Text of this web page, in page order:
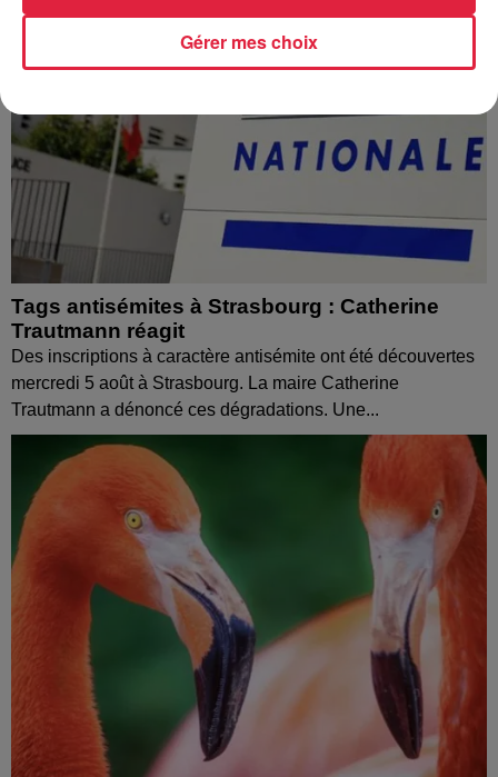
Tags antisémites à Strasbourg : Catherine
Trautmann réagit
Des inscriptions à caractère antisémite ont été découvertes
mercredi 5 août à Strasbourg. La maire Catherine
Trautmann a dénoncé ces dégradations. Une...
Gérer mes choix